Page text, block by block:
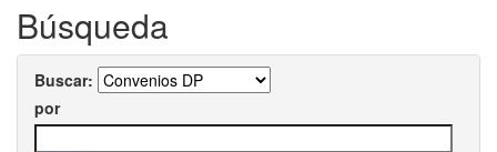
Búsqueda
Buscar:
por